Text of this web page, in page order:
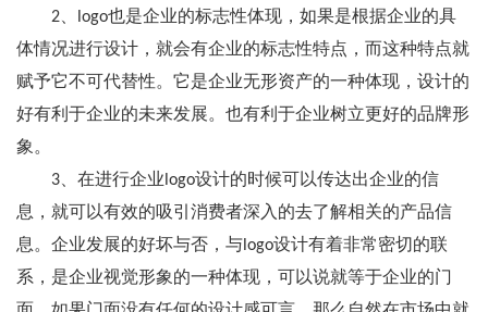
2、logo也是企业的标志性体现，如果是根据企业的具
体情况进行设计，就会有企业的标志性特点，而这种特点就
赋予它不可代替性。它是企业无形资产的一种体现，设计的
好有利于企业的未来发展。也有利于企业树立更好的品牌形
象。
3、在进行企业logo设计的时候可以传达出企业的信
息，就可以有效的吸引消费者深入的去了解相关的产品信
息。企业发展的好坏与否，与logo设计有着非常密切的联
系，是企业视觉形象的一种体现，可以说就等于企业的门